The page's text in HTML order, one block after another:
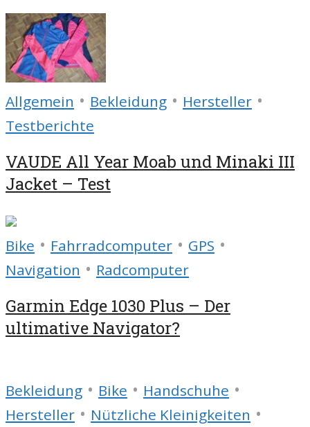
Allgemein • Bekleidung • Hersteller •
Testberichte
VAUDE All Year Moab und Minaki III
Jacket – Test
Bike • Fahrradcomputer • GPS •
Navigation • Radcomputer
Garmin Edge 1030 Plus – Der
ultimative Navigator?
Bekleidung • Bike • Handschuhe •
Hersteller • Nützliche Kleinigkeiten •